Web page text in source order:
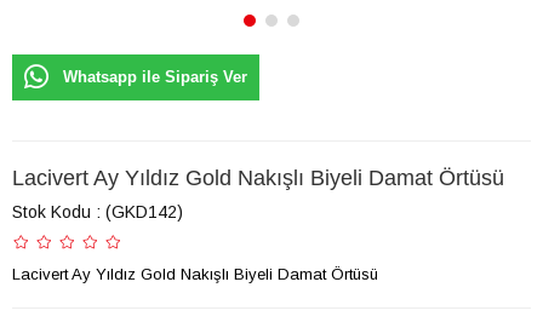
Whatsapp ile Sipariş Ver
Lacivert Ay Yıldız Gold Nakışlı Biyeli Damat Örtüsü
Stok Kodu (GKD142)
Lacivert Ay Yıldız Gold Nakışlı Biyeli Damat Örtüsü